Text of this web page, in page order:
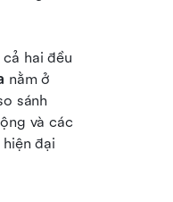
hai đều
nằm ở
sánh
và các
đại